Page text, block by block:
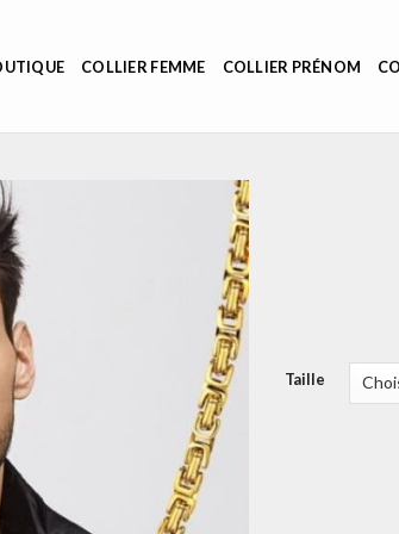
COLLIER FEMME COLLIER PRÉNOM
Taille